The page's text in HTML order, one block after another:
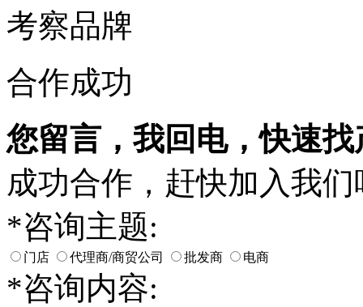
考察品牌
合作成功
您留言，我回电，快速找
成功合作，赶快加入我们
*咨询主题:
门店 代理商/商贸公司 批发商 电商
*咨询内容: